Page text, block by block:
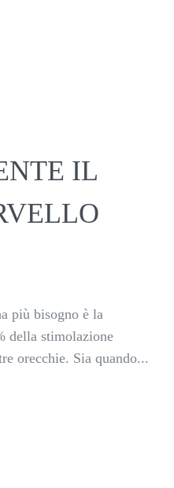
IL
più bisogno è la
della stimolazione
orecchie. Sia quando...